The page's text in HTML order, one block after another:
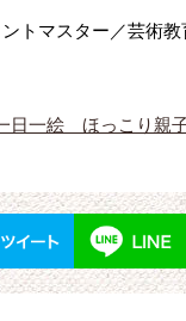
トマスター／芸術
日一絵 ほっこり親